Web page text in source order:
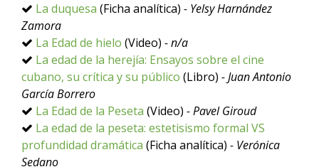
La duquesa (Ficha analítica) - Yelsy Harnández
Zamora
La Edad de hielo (Video) - n/a
La edad de la herejía: Ensayos sobre el cine
cubano, su crítica y su público (Libro) - Juan Antonio
García Borrero
La Edad de la Peseta (Video) - Pavel Giroud
La edad de la peseta: estetisismo formal VS
profundidad dramática (Ficha analítica) - Verónica
Sedano